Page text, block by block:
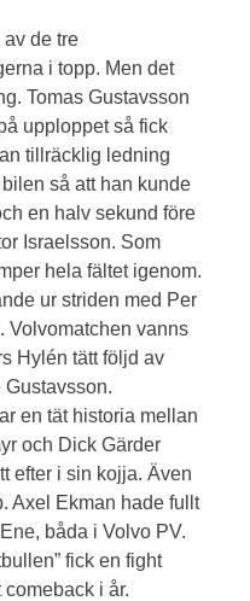
av de tre
i topp. Men det
Tomas Gustavsson
upploppet så fick
tillräcklig ledning
så att han kunde
en halv sekund före
Israelsson. Som
hela fältet igenom.
ur striden med Per
Volvomatchen vanns
Hylén tätt följd av
en tät historia mellan
och Dick Gärder
efter i sin kojja. Även
Axel Ekman hade fullt
båda i Volvo PV.
fick en fight
i år.